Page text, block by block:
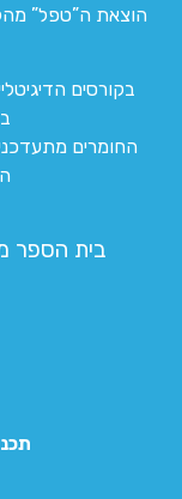
הוצאת ה”טפל”
בקורסים
החומרים
בית הספר